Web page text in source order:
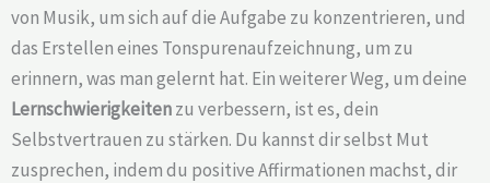
von Musik, um sich auf die Aufgabe zu konzentrieren, und
das Erstellen eines Tonspurenaufzeichnung, um zu
erinnern, was man gelernt hat. Ein weiterer Weg, um deine
Lernschwierigkeitenzu verbessern, ist es, dein
Selbstvertrauen zu stärken. Du kannst dir selbst Mut
zusprechen, indem du positive Affirmationen machst, dir